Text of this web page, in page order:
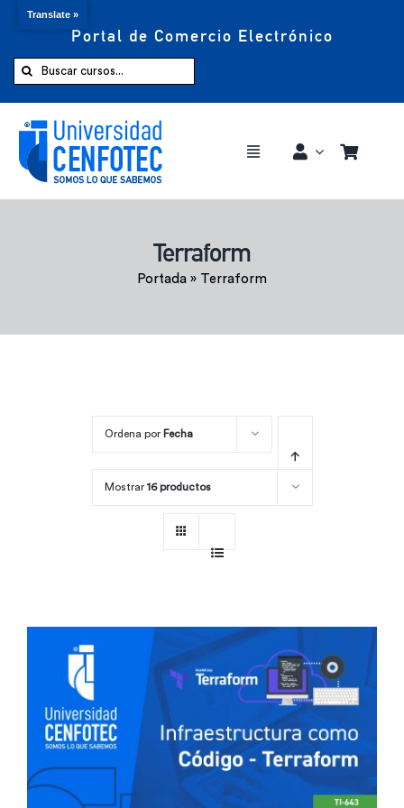
Portal de Comercio Electrónico
Buscar:
Toggle
Comprar ahora
Terraform
Portada » Terraform
Ordena por Fecha
Mostrar 16 productos
Translate »